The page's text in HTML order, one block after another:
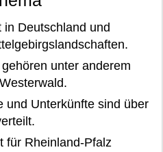
Deutschland und
unter anderem
und Unterkünfte sind über
für Rheinland-Pfalz